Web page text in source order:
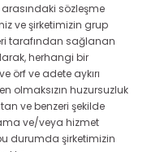
sözleşme
ve şirketimizin grup
tarafından sağlanan
herhangi bir
örf ve adete aykırı
olmaksızın huzursuzluk
ve benzeri şekilde
ve/veya hizmet
durumda şirketimizin